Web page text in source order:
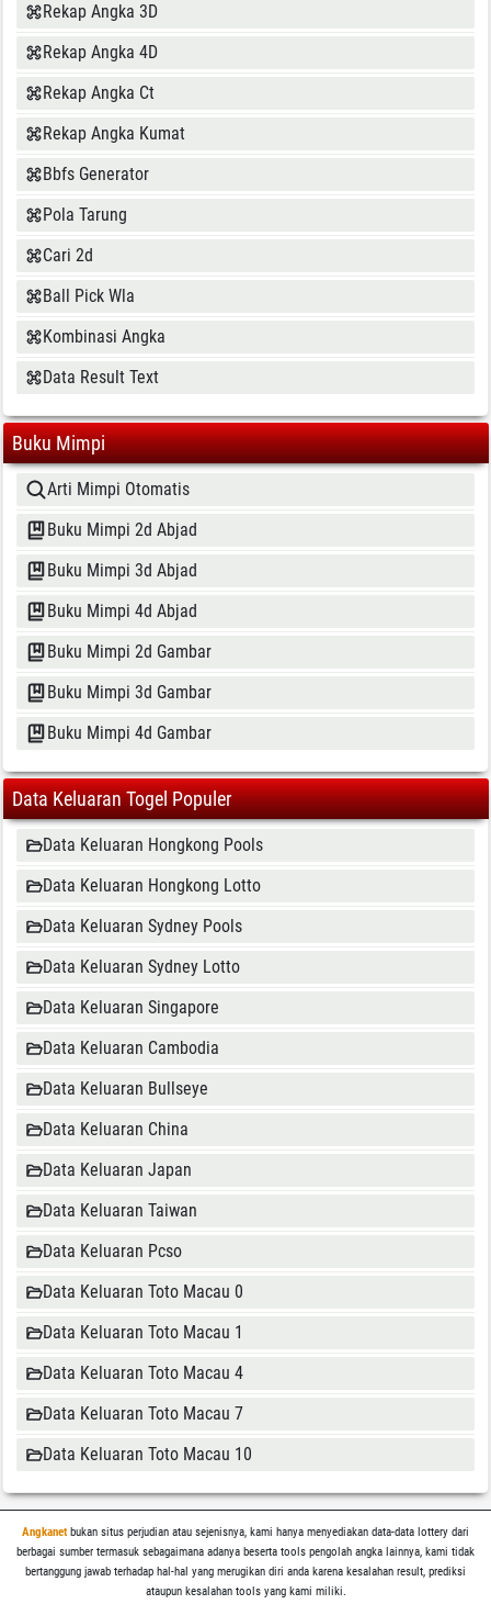
Rekap Angka 3D
Rekap Angka 4D
Rekap Angka Ct
Rekap Angka Kumat
Bbfs Generator
Pola Tarung
Cari 2d
Ball Pick Wla
Kombinasi Angka
Data Result Text
Buku Mimpi
Arti Mimpi Otomatis
Buku Mimpi 2d Abjad
Buku Mimpi 3d Abjad
Buku Mimpi 4d Abjad
Buku Mimpi 2d Gambar
Buku Mimpi 3d Gambar
Buku Mimpi 4d Gambar
Data Keluaran Togel Populer
Data Keluaran Hongkong Pools
Data Keluaran Hongkong Lotto
Data Keluaran Sydney Pools
Data Keluaran Sydney Lotto
Data Keluaran Singapore
Data Keluaran Cambodia
Data Keluaran Bullseye
Data Keluaran China
Data Keluaran Japan
Data Keluaran Taiwan
Data Keluaran Pcso
Data Keluaran Toto Macau 0
Data Keluaran Toto Macau 1
Data Keluaran Toto Macau 4
Data Keluaran Toto Macau 7
Data Keluaran Toto Macau 10
Angkanetbukan situs perjudian atau sejenisnya, kami hanya menyediakan data-data lottery dari
berbagai sumber termasuk sebagaimana adanya beserta tools pengolah angka lainnya, kami tidak
bertanggung jawab terhadap hal-hal yang merugikan diri anda karena kesalahan result, prediksi
ataupun kesalahan tools yang kami miliki.